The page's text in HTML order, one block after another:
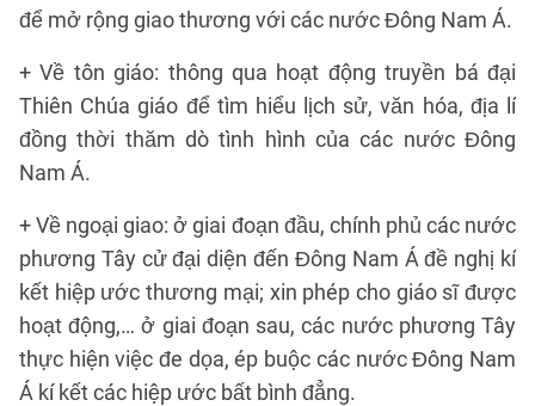
để mở rộng giao thương với các nước Đông Nam Á.
+ Về tôn giáo: thông qua hoạt động truyền bá đại
Thiên Chúa giáo để tìm hiểu lịch sử, văn hóa, địa lí
đồng thời thăm dò tình hình của các nước Đông
Nam Á.
+ Về ngoại giao: ở giai đoạn đầu, chính phủ các nước
phương Tây cử đại diện đến Đông Nam Á đề nghị kí
kết hiệp ước thương mại; xin phép cho giáo sĩ được
hoạt động,… ở giai đoạn sau, các nước phương Tây
thực hiện việc đe dọa, ép buộc các nước Đông Nam
Á kí kết các hiệp ước bất bình đẳng.